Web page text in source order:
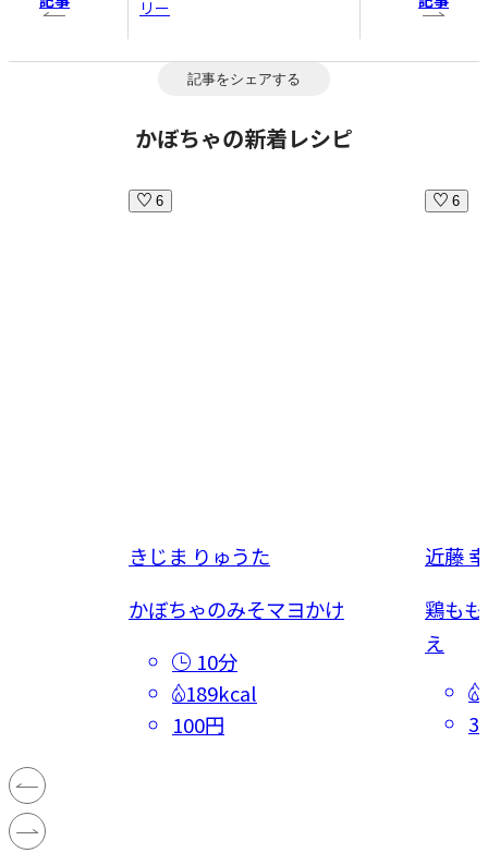
リー
記事をシェアする
かぼちゃの新着レシピ
6
きじま りゅうた
かぼちゃのみそマヨかけ
10分
189kcal
100円
6
近藤
鶏も
え